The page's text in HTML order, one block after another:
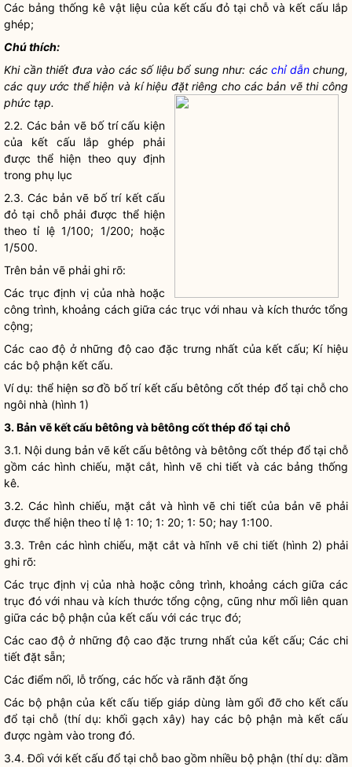
Các bảng thống kê vật liệu của kết cấu đỏ tại chỗ và kết cấu lắp
ghép;
Chú thích:
Khi cần thiết đưa vào các số liệu bổ sung như: các chỉ dẫnchung,
các quy ước thể hiện và kí hiệu đặt riêng cho các bản vẽ thi công
phức tạp.
2.2. Các bản vẽ bố trí cấu kiện
của kết cấu lắp ghép phải
được thể hiện theo quy định
trong phụ lục
2.3. Các bản vẽ bố trí kết cấu
đỏ tại chỗ phải được thể hiện
theo tỉ lệ 1/100; 1/200; hoặc
1/500.
Trên bản vẽ phải ghi rõ:
Các trục định vị của nhà hoặc
công trình, khoảng cách giữa các trục với nhau và kích thước tổng
cộng;
Các cao độ ở những độ cao đặc trưng nhất của kết cấu; Kí hiệu
các bộ phận kết cấu.
Ví dụ: thể hiện sơ đồ bố trí kết cấu bêtông cốt thép đổ tại chỗ cho
ngôi nhà (hình 1)
3. Bản vẽ kết cấu bêtông và bêtông cốt thép đổ tại chỗ
3.1. Nội dung bản vẽ kết cấu bêtông và bêtông cốt thép đổ tại chỗ
gồm các hình chiếu, mặt cắt, hình vẽ chi tiết và các bảng thống
kê.
3.2. Các hình chiếu, mặt cắt và hình vẽ chi tiết của bản vẽ phải
được thể hiện theo tỉ lệ 1: 10; 1: 20; 1: 50; hay 1:100.
3.3. Trên các hình chiếu, mặt cắt và hĩnh vẽ chi tiết (hình 2) phải
ghi rõ:
Các trục định vị của nhà hoặc công trình, khoảng cách giữa các
trục đó với nhau và kích thước tổng cộng, cũng như mối liên quan
giữa các bộ phận của kết cấu với các trục đó;
Các cao độ ở những độ cao đặc trưng nhất của kết cấu; Các chi
tiết đặt sẵn;
Các điểm nối, lỗ trống, các hốc và rãnh đặt ống
Các bộ phận của kết cấu tiếp giáp dùng làm gối đỡ cho kết cấu
đổ tại chỗ (thí dụ: khối gạch xây) hay các bộ phận mà kết cấu
được ngàm vào trong đó.
3.4. Đối với kết cấu đổ tại chỗ bao gồm nhiều bộ phận (thí dụ: dầm